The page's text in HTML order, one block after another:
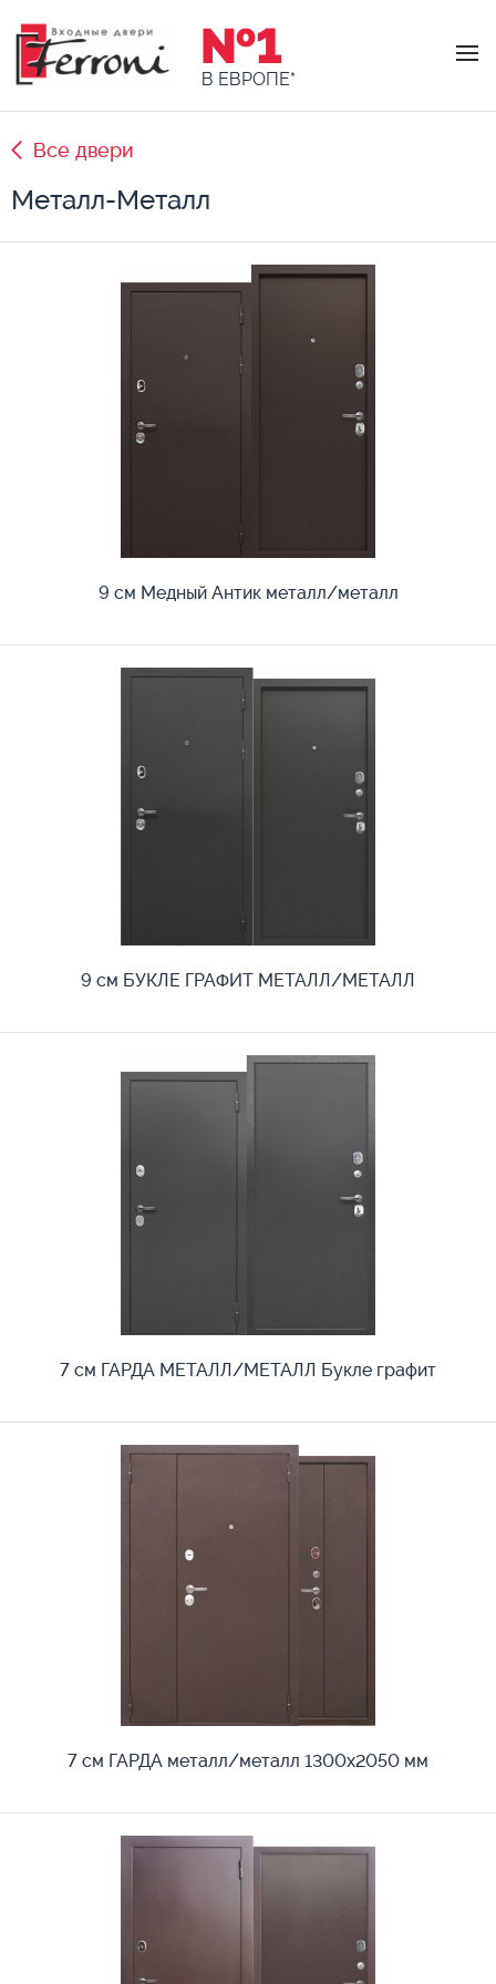
№1
В ЕВРОПЕ*
Все двери
Металл-Металл
9 см Медный Антик металл/металл
9 см БУКЛЕ ГРАФИТ МЕТАЛЛ/МЕТАЛЛ
7 см ГАРДА МЕТАЛЛ/МЕТАЛЛ Букле графит
7 см ГАРДА металл/металл 1300х2050 мм